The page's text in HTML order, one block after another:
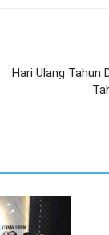
Hari Ulang Tahun